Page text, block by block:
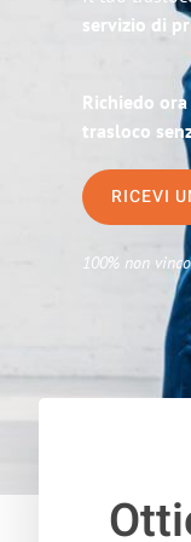
servizio di
Richiedo
trasloco
RICEVI
100% non